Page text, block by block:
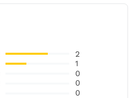
2
1
0
0
0